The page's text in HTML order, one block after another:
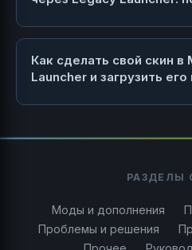
Как сделать свой скин в
Launcher и загрузить его
РАЗДЕЛЫ
Моды и дополнения
Проблемы и решения